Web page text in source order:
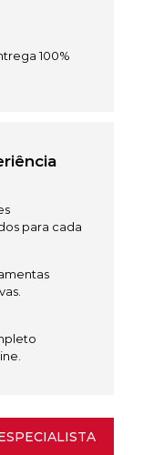
100%
para cada